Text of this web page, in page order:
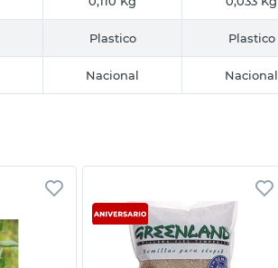
Plastico Plastico
Nacional Nacional